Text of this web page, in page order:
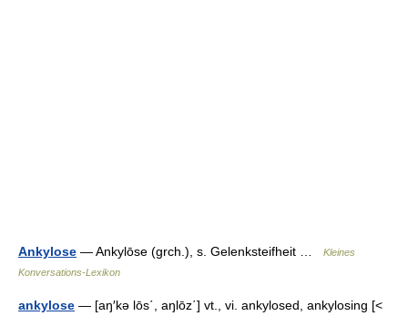
Ankylose — Ankylōse (grch.), s. Gelenksteifheit …
Kleines
Konversations-Lexikon
ankylose — [aŋ′kə lōs΄, aŋlōz΄] vt., vi. ankylosed, ankylosing [<